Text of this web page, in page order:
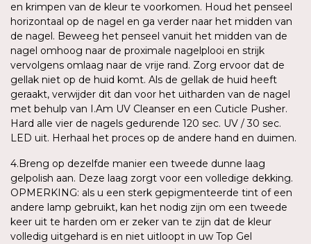
en krimpen van de kleur te voorkomen. Houd het penseel
horizontaal op de nagel en ga verder naar het midden van
de nagel. Beweeg het penseel vanuit het midden van de
nagel omhoog naar de proximale nagelplooi en strijk
vervolgens omlaag naar de vrije rand. Zorg ervoor dat de
gellak niet op de huid komt. Als de gellak de huid heeft
geraakt, verwijder dit dan voor het uitharden van de nagel
met behulp van I.Am UV Cleanser en een Cuticle Pusher.
Hard alle vier de nagels gedurende 120 sec. UV / 30 sec.
LED uit. Herhaal het proces op de andere hand en duimen.
4.Breng op dezelfde manier een tweede dunne laag
gelpolish aan. Deze laag zorgt voor een volledige dekking.
OPMERKING: als u een sterk gepigmenteerde tint of een
andere lamp gebruikt, kan het nodig zijn om een tweede
keer uit te harden om er zeker van te zijn dat de kleur
volledig uitgehard is en niet uitloopt in uw Top Gel